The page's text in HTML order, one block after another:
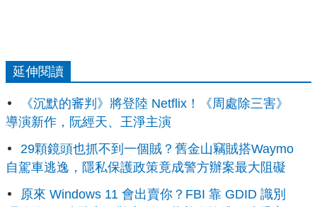
延伸閱讀
《沉默的審判》將登陸 Netflix！《周處除三害》
導演新作，阮經天、王淨主演
29顆鏡頭也抓不到一個賊？舊金山竊賊搭Waymo
自駕車逃逸，隱私保護政策竟成警方辦案最大阻礙
原來 Windows 11 會出賣你？FBI 靠 GDID 識別